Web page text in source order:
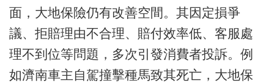
面，大地保險仍有改善空間。其因定損爭
議、拒賠理由不合理、賠付效率低、客服處
理不到位等問題，多次引發消費者投訴。例
如濟南車主自駕撞擊種馬致其死亡，大地保